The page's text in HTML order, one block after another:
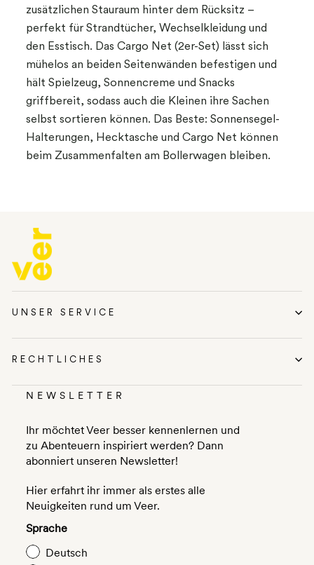
zusätzlichen Stauraum hinter dem Rücksitz –
perfekt für Strandtücher, Wechselkleidung und
den Esstisch. Das Cargo Net (2er-Set) lässt sich
mühelos an beiden Seitenwänden befestigen und
hält Spielzeug, Sonnencreme und Snacks
griffbereit, sodass auch die Kleinen ihre Sachen
selbst sortieren können. Das Beste: Sonnensegel-
Halterungen, Hecktasche und Cargo Net können
beim Zusammenfalten am Bollerwagen bleiben.
UNSER SERVICE
RECHTLICHES
NEWSLETTER
Ihr möchtet Veer besser kennenlernen und
zu Abenteuern inspiriert werden? Dann
abonniert unseren Newsletter!
Hier erfahrt ihr immer als erstes alle
Neuigkeiten rund um Veer.
Sprache
Deutsch